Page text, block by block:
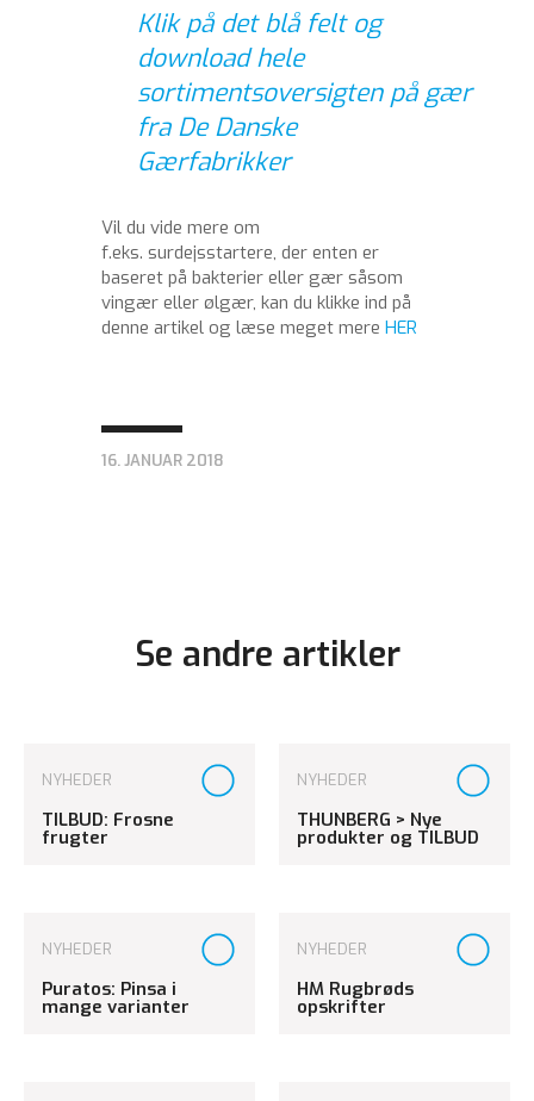
Klik på det blå felt og
download hele
sortimentsoversigten på gær
fra De Danske
Gærfabrikker
Vil du vide mere om
f.eks. surdejsstartere, der enten er
baseret på bakterier eller gær såsom
vingær eller ølgær, kan du klikke ind på
denne artikel og læse meget mere HER
16. JANUAR 2018
Se andre artikler
NYHEDER
TILBUD: Frosne
frugter
NYHEDER
THUNBERG > Nye
produkter og TILBUD
NYHEDER
Puratos: Pinsa i
mange varianter
NYHEDER
HM Rugbrøds
opskrifter